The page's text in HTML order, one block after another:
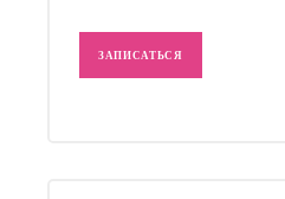
ЗАПИСАТЬСЯ